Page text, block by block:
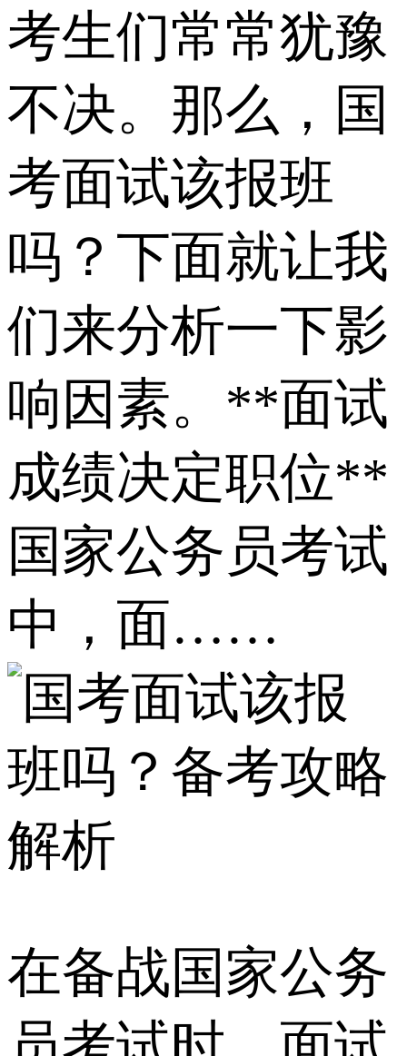
考生们常常犹豫
不决。那么，国
考面试该报班
吗？下面就让我
们来分析一下影
响因素。**面试
成绩决定职位**
国家公务员考试
中，面……
在备战国家公务